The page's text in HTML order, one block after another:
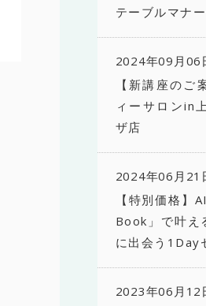
テーブルマナ
2024年09月06
【新講座のご
ィーサロンin
ザ店
2024年06月21
【特別価格】
Book」で叶え
に出会う1Day
2023年06月12